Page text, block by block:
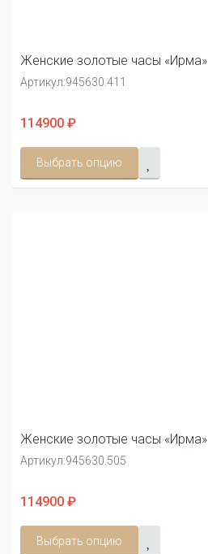
Женские золотые часы «Ирма»
Артикул:945630.411
114900 ₽
Выбрать опцию
Женские золотые часы «Ирма»
Артикул:945630.505
114900 ₽
Выбрать опцию